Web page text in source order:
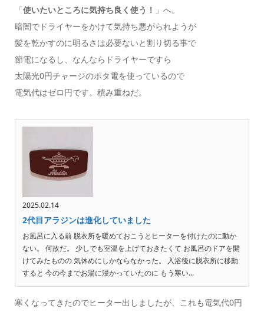
「使いたいところに気持ち良く使う！ 」へ。
暗闇でドライヤーをかけて気持ち悪がられようが
髪を乾かすのに明るさは必要ないと割り切る事で
節電になるし、なんならドライヤーですら
太陽光0円チャージのポタ電を使っているので
電気代はゼロ円です。積み重ねだ。
2025.02.14
2代目アラジンは進化していました
お風呂に入る前 脱衣所を暖めておこうとヒーターを付けたのに動か
ない。 何故だ。 少しでも室温を上げておきたくて お風呂のドアを開
けてみたものの 気休めにしかならなかった。 入浴後に脱衣所に移動
すると 今の今までお湯に浸かっていたのに もう寒い...
寒くなってきたのでヒーター出しましたが、これも電気代0円